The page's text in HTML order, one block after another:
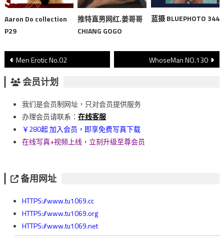
Aaron Do collection
P29
推特直男网红.姜哥哥
CHIANG GOGO
蓝摄 BLUEPHOTO 344
文
章
導
覽
Men Erotic No.02 WhoseMan NO.130
会员计划
我们是会员制网址，只对会员提供服务
办理会员请联系： 在线客服
￥280起 加入会员，即享免费写真下载
在线写真+视频上线，立刻升级至尊会员
备用网址
HTTPS://www.tu1069.cc
HTTPS://www.tu1069.org
HTTPS://www.tu1069.net